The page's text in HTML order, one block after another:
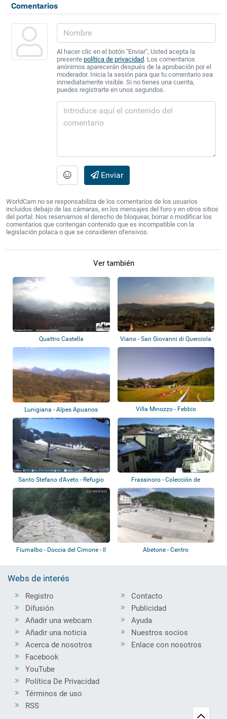
Comentarios
Al hacer clic en el botón "Enviar", Usted acepta la
presente política de privacidad. Los comentarios
anónimos aparecerán después de la aprobación por el
moderador. Inicia la sesión para que tu comentario sea
inmediatamente visible. Si no tienes una cuenta,
puedes registrarte en unos segundos.
Enviar
WorldCam no se responsabiliza de los comentarios de los usuarios
incluidos debajo de las cámaras, en los mensajes del foro y en otros sitios
del portal. Nos reservamos el derecho de bloquear, borrar o modificar los
comentarios que contengan contenido que es incompatible con la
legislación polaca o que se consideren ofensivos.
Ver también
Quattro Castella Viano - San Giovanni di Querciola
Lunigiana - Alpes Apuanos Villa Minozzo - Febbio
Santo Stefano d'Aveto - Refugio
de monta...
Frassinoro - Colección de
webcams
Fiumalbo - Doccia del Cimone - Il
Abetone - Centro
Webs de interés
Registro
Difusión
Añadir una webcam
Añadir una noticia
Acerca de nosotros
Contacto
Publicidad
Ayuda
Nuestros socios
Enlace con nosotros
Facebook
YouTube
Política De Privacidad
Términos de uso
RSS